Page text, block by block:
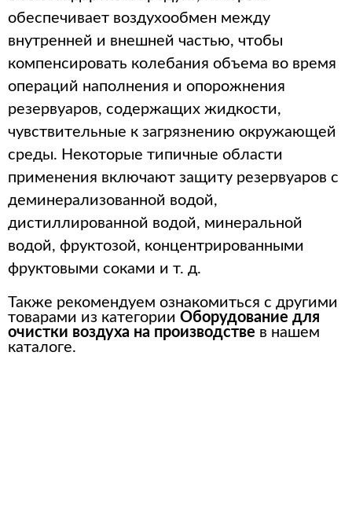
обеспечивает воздухообмен между
внутренней и внешней частью, чтобы
компенсировать колебания объема во время
операций наполнения и опорожнения
резервуаров, содержащих жидкости,
чувствительные к загрязнению окружающей
среды. Некоторые типичные области
применения включают защиту резервуаров с
деминерализованной водой,
дистиллированной водой, минеральной
водой, фруктозой, концентрированными
фруктовыми соками и т. д.
Также рекомендуем ознакомиться с другими
товарами из категории Оборудование для
очистки воздуха на производстве в нашем
каталоге.